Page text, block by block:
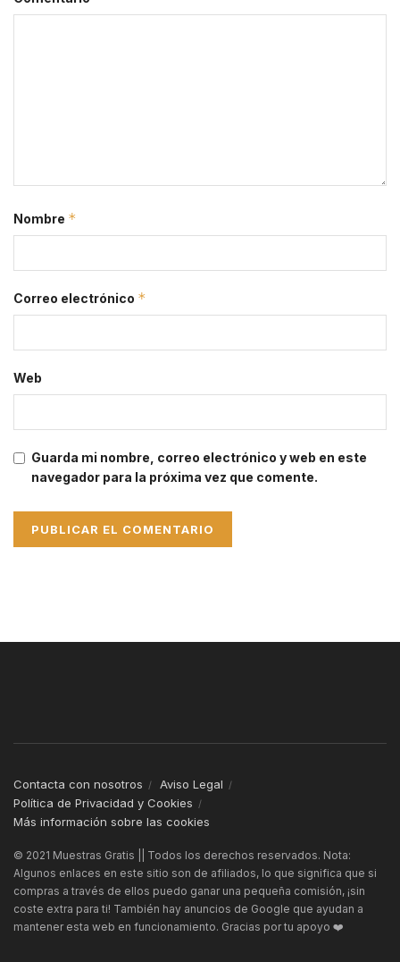
Nombre *
Correo electrónico *
Web
Guarda mi nombre, correo electrónico y web en este
navegador para la próxima vez que comente.
Contacta con nosotros
Aviso Legal
Política de Privacidad y Cookies
Más información sobre las cookies
© 2021 Muestras Gratis || Todos los derechos reservados. Nota:
Algunos enlaces en este sitio son de afiliados, lo que significa que si
compras a través de ellos puedo ganar una pequeña comisión, ¡sin
coste extra para ti! También hay anuncios de Google que ayudan a
mantener esta web en funcionamiento. Gracias por tu apoyo ❤️